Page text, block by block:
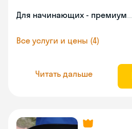
Для начинающих - премиум
Все услуги и цены (4)
Читать дальше